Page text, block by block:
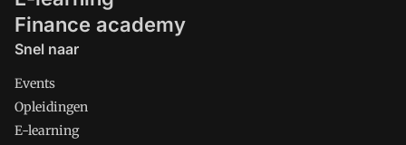
Finance academy
Snel naar
Events
Opleidingen
E-learning